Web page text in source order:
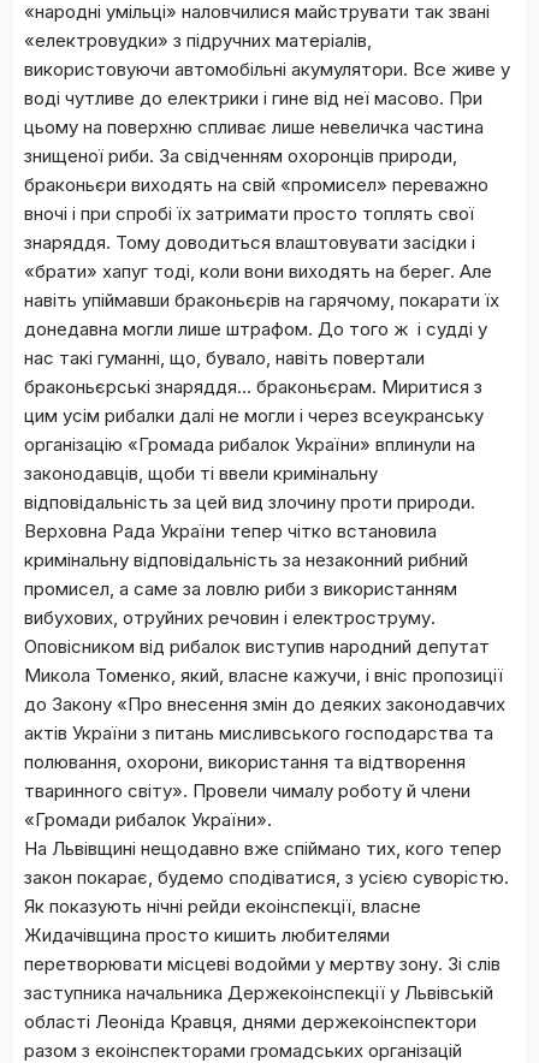
«народні умільці» наловчилися майструвати так звані
«електровудки» з підручних матеріалів,
використовуючи автомобільні акумулятори. Все живе у
воді чутливе до електрики і гине від неї масово. При
цьому на поверхню спливає лише невеличка частина
знищеної риби. За свідченням охоронців природи,
браконьєри виходять на свій «промисел» переважно
вночі і при спробі їх затримати просто топлять свої
знаряддя. Тому доводиться влаштовувати засідки і
«брати» хапуг тоді, коли вони виходять на берег. Але
навіть упіймавши браконьєрів на гарячому, покарати їх
донедавна могли лише штрафом. До того ж і судді у
нас такі гуманні, що, бувало, навіть повертали
браконьєрські знаряддя… браконьєрам. Миритися з
цим усім рибалки далі не могли і через всеукранську
організацію «Громада рибалок України» вплинули на
законодавців, щоби ті ввели кримінальну
відповідальність за цей вид злочину проти природи.
Верховна Рада України тепер чітко встановила
кримінальну відповідальність за незаконний рибний
промисел, а саме за ловлю риби з використанням
вибухових, отруйних речовин і електроструму.
Оповісником від рибалок виступив народний депутат
Микола Томенко, який, власне кажучи, і вніс пропозиції
до Закону «Про внесення змін до деяких законодавчих
актів України з питань мисливського господарства та
полювання, охорони, використання та відтворення
тваринного світу». Провели чималу роботу й члени
«Громади рибалок України».
На Львівщині нещодавно вже спіймано тих, кого тепер
закон покарає, будемо сподіватися, з усією суворістю.
Як показують нічні рейди екоінспекції, власне
Жидачівщина просто кишить любителями
перетворювати місцеві водойми у мертву зону. Зі слів
заступника начальника Держекоінспекції у Львівській
області Леоніда Кравця, днями держекоінспектори
разом з екоінспекторами громадських організацій